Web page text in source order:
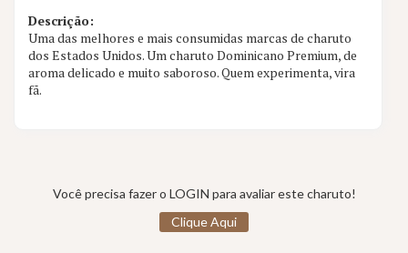
Descrição:
Uma das melhores e mais consumidas marcas de charuto
dos Estados Unidos. Um charuto Dominicano Premium, de
aroma delicado e muito saboroso. Quem experimenta, vira
fã.
Você precisa fazer o LOGIN para avaliar este charuto!
Clique Aqui